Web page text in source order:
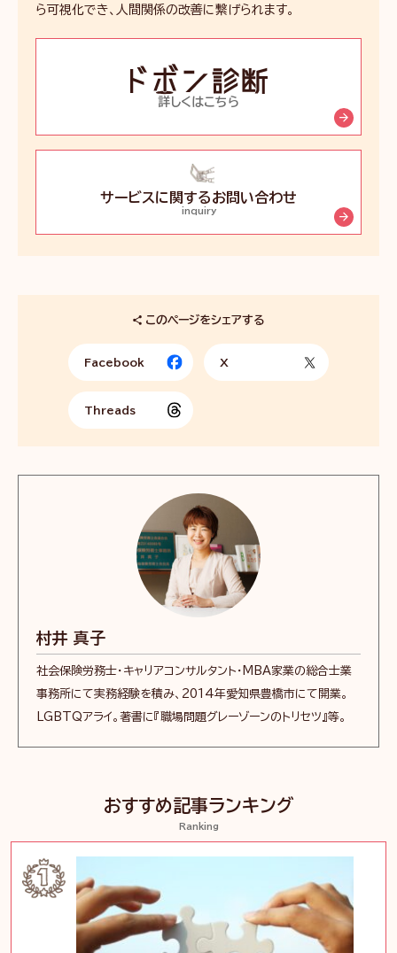
ら可視化でき、人間関係の改善に繋げられます。
ド
ボ
断
詳しくはこちら
サービスに関するお問い合わせ
inquiry
このページをシェアする
Facebook X
Threads
村井 真子
社会保険労務士・キャリアコンサルタント・MBA家業の総合士業
事務所にて実務経験を積み、2014年愛知県豊橋市にて開業。
LGBTQアライ。著書に『職場問題グレーゾーンのトリセツ』等。
おすすめ記事ランキング
Ranking